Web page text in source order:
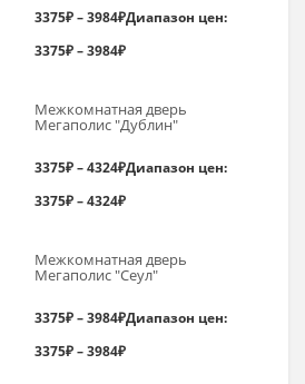
3375₽–3984₽Диапазон цен:
3375₽ – 3984₽
Межкомнатная дверь
Мегаполис "Дублин"
3375₽–4324₽Диапазон цен:
3375₽ – 4324₽
Межкомнатная дверь
Мегаполис "Сеул"
3375₽–3984₽Диапазон цен:
3375₽ – 3984₽